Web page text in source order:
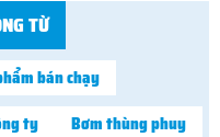
TỪ
bán chạy
ty
Bơm thùng phuy